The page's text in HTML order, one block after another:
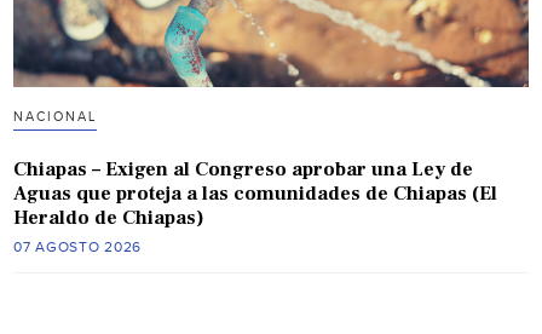
NACIONAL
Chiapas – Exigen al Congreso aprobar una Ley de
Aguas que proteja a las comunidades de Chiapas (El
Heraldo de Chiapas)
07 AGOSTO 2026